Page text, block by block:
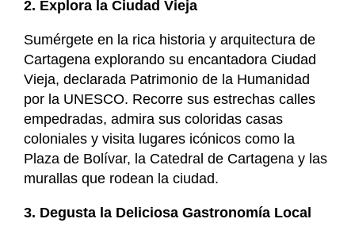
2. Explora la Ciudad Vieja
Sumérgete en la rica historia y arquitectura de
Cartagena explorando su encantadora Ciudad
Vieja, declarada Patrimonio de la Humanidad
por la UNESCO. Recorre sus estrechas calles
empedradas, admira sus coloridas casas
coloniales y visita lugares icónicos como la
Plaza de Bolívar, la Catedral de Cartagena y las
murallas que rodean la ciudad.
3. Degusta la Deliciosa Gastronomía Local